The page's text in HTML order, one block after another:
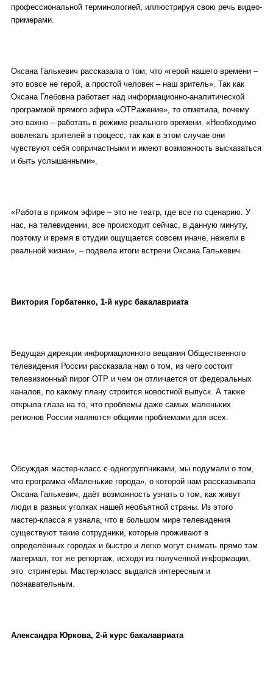
профессиональной терминологией, иллюстрируя свою речь видео-
примерами.
Оксана Галькевич рассказала о том, что «герой нашего времени –
это вовсе не герой, а простой человек – наш зритель». Так как
Оксана Глебовна работает над информационно-аналитической
программой прямого эфира «ОТРажение», то отметила, почему
это важно – работать в режиме реального времени. «Необходимо
вовлекать зрителей в процесс, так как в этом случае они
чувствуют себя сопричастными и имеют возможность высказаться
и быть услышанными».
«Работа в прямом эфире – это не театр, где все по сценарию. У
нас, на телевидении, все происходит сейчас, в данную минуту,
поэтому и время в студии ощущается совсем иначе, нежели в
реальной жизни», – подвела итоги встречи Оксана Галькевич.
Виктория Горбатенко, 1-й курс бакалавриата
Ведущая дирекции информационного вещания Общественного
телевидения России рассказала нам о том, из чего состоит
телевизионный пирог ОТР и чем он отличается от федеральных
каналов, по какому плану строится новостной выпуск. А также
открыла глаза на то, что проблемы даже самых маленьких
регионов России являются общими проблемами для всех.
Обсуждая мастер-класс с одногруппниками, мы подумали о том,
что программа «Маленькие города», о которой нам рассказывала
Оксана Галькевич, даёт возможность узнать о том, как живут
люди в разных уголках нашей необъятной страны. Из этого
мастер-класса я узнала, что в большом мире телевидения
существуют такие сотрудники, которые проживают в
определённых городах и быстро и легко могут снимать прямо там
материал, тот же репортаж, исходя из полученной информации,
это стрингеры. Мастер-класс выдался интересным и
познавательным.
Александра Юркова, 2-й курс бакалавриата